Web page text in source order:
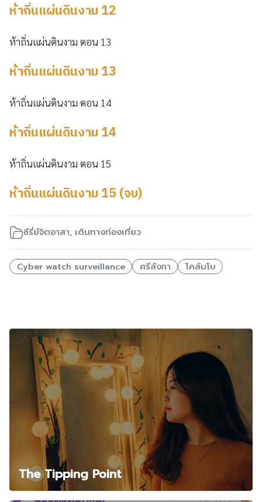
ห้าถิ่นแผ่นดินงาม 12
ห้าถิ่นแผ่นดินงาม ตอน 13
ห้าถิ่นแผ่นดินงาม 13
ห้าถิ่นแผ่นดินงาม ตอน 14
ห้าถิ่นแผ่นดินงาม 14
ห้าถิ่นแผ่นดินงาม ตอน 15
ห้าถิ่นแผ่นดินงาม 15 (จบ)
ซีรี่ย์จิตอาสา, เดินทางท่องเที่ยว
Cyber watch surveillance ศรีลังกา โคลัมโบ
The Tipping Point